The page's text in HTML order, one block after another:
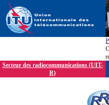
Secteur des radiocommunications (UIT-
R)